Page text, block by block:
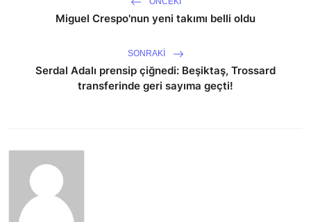
Miguel Crespo'nun yeni takımı belli oldu
SONRAKI
Serdal Adalı prensip çiğnedi: Beşiktaş, Trossard
transferinde geri sayıma geçti!